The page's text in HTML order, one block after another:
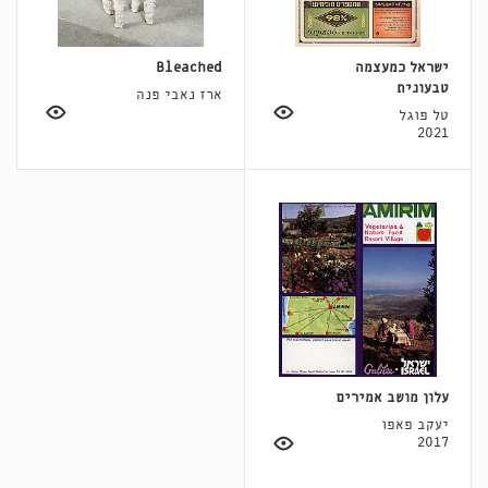
ישראל כמעצמה
טבעונית
טל פוגל
2021
Bleached
ארז נאבי פנה
עלון מושב אמירים
יעקב פאפו
2017